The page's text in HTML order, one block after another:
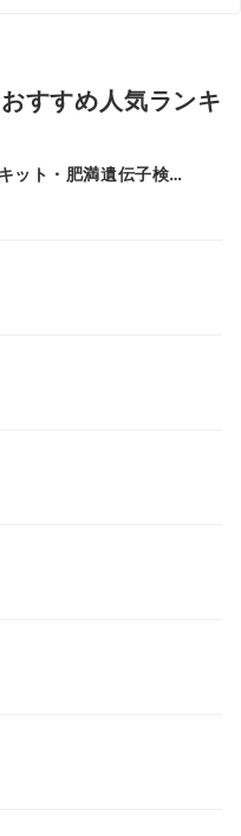
すすめ人気ランキ
ット・肥満遺伝子検査